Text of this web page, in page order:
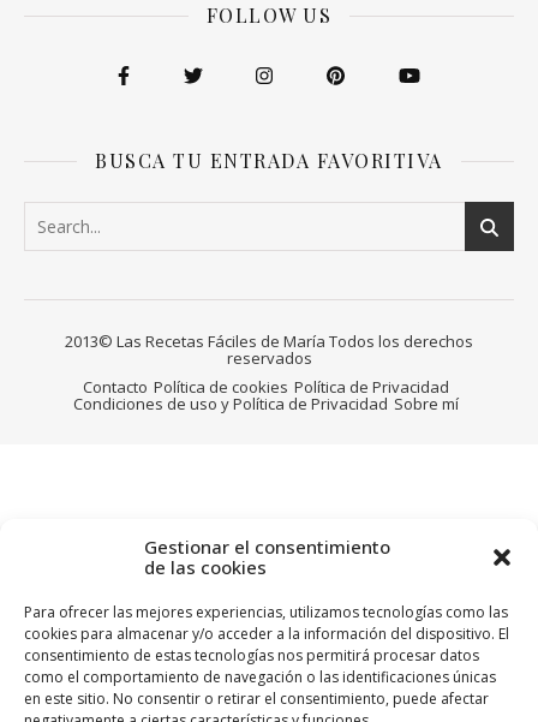
Gestionar el consentimiento
de las cookies
Para ofrecer las mejores experiencias, utilizamos tecnologías como las
cookies para almacenar y/o acceder a la información del dispositivo. El
consentimiento de estas tecnologías nos permitirá procesar datos
como el comportamiento de navegación o las identificaciones únicas
en este sitio. No consentir o retirar el consentimiento, puede afectar
FOLLOW US
BUSCA TU ENTRADA FAVORITIVA
2013© Las Recetas Fáciles de María Todos los derechos
reservados
Contacto Política de cookies Política de Privacidad
Condiciones de uso y Política de Privacidad Sobre mí